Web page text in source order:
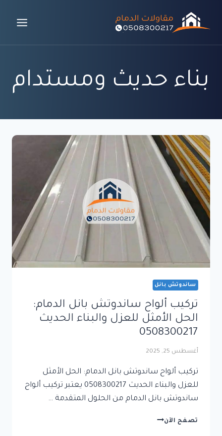
بناء حديث ومستدام
ساندوتش بانل
تركيب ألواح ساندوتش بانل الدمام:
الحل الأمثل للعزل والبناء الحديث
0508300217
أغسطس 25, 2025
تركيب ألواح ساندوتش بانل الدمام: الحل الأمثل
للعزل والبناء الحديث 0508300217 يعتبر تركيب ألواح
ساندوتش بانل الدمام من الحلول المتقدمة …
تصفح الآنتركيب